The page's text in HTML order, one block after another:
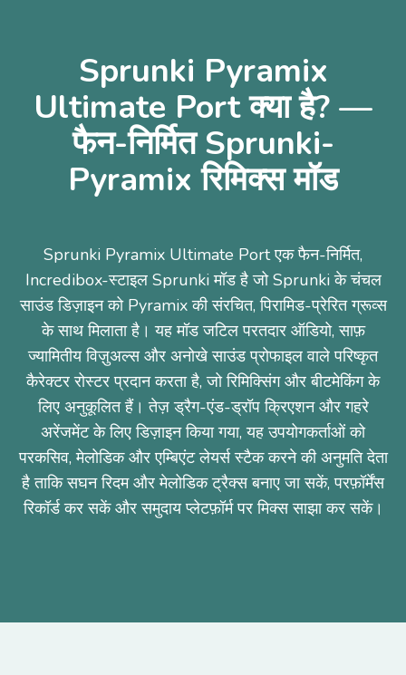
Sprunki Pyramix
Ultimate Port क्या है? —
फैन-निर्मित Sprunki-
Pyramix रिमिक्स मॉड
Sprunki Pyramix Ultimate Port एक फैन-निर्मित,
Incredibox-स्टाइल Sprunki मॉड है जो Sprunki के चंचल
साउंड डिज़ाइन को Pyramix की संरचित, पिरामिड-प्रेरित ग्रूव्स
के साथ मिलाता है। यह मॉड जटिल परतदार ऑडियो, साफ़
ज्यामितीय विज़ुअल्स और अनोखे साउंड प्रोफाइल वाले परिष्कृत
कैरेक्टर रोस्टर प्रदान करता है, जो रिमिक्सिंग और बीटमेकिंग के
लिए अनुकूलित हैं। तेज़ ड्रैग-एंड-ड्रॉप क्रिएशन और गहरे
अरेंजमेंट के लिए डिज़ाइन किया गया, यह उपयोगकर्ताओं को
परकसिव, मेलोडिक और एम्बिएंट लेयर्स स्टैक करने की अनुमति देता
है ताकि सघन रिदम और मेलोडिक ट्रैक्स बनाए जा सकें, परफ़ॉर्मेंस
रिकॉर्ड कर सकें और समुदाय प्लेटफ़ॉर्म पर मिक्स साझा कर सकें।